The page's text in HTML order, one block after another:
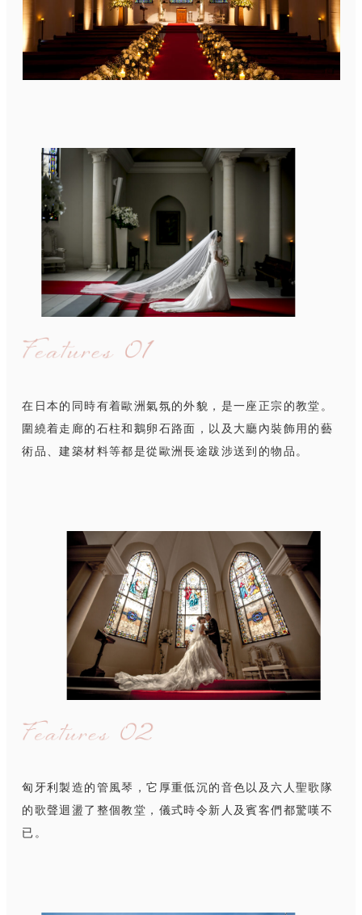
在日本的同時有着歐洲氣氛的外貌，是一座正宗的教堂。
圍繞着走廊的石柱和鵝卵石路面，以及大廳內裝飾用的藝
術品、建築材料等都是從歐洲長途跋涉送到的物品。
匈牙利製造的管風琴，它厚重低沉的音色以及六人聖歌隊
的歌聲迴盪了整個教堂，儀式時令新人及賓客們都驚嘆不
已。